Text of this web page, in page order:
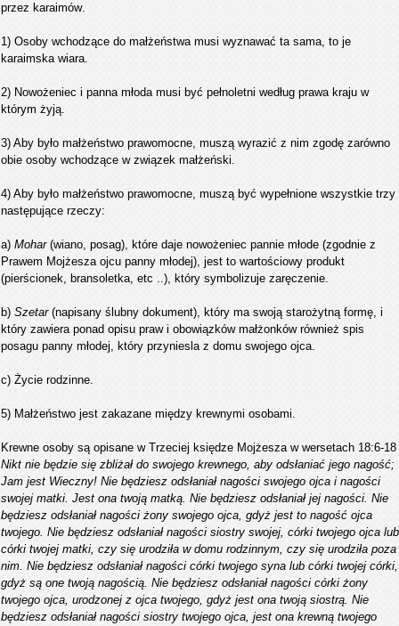
przez karaimów.
1) Osoby wchodzące do małżeństwa musi wyznawać ta sama, to je
karaimska wiara.
2) Nowożeniec i panna młoda musi być pełnoletni według prawa kraju w
którym żyją.
3) Aby było małżeństwo prawomocne, muszą wyrazić z nim zgodę zarówno
obie osoby wchodzące w związek małżeński.
4) Aby było małżeństwo prawomocne, muszą być wypełnione wszystkie trzy
następujące rzeczy:
a) Mohar (wiano, posag), które daje nowożeniec pannie młode (zgodnie z
Prawem Mojżesza ojcu panny młodej), jest to wartościowy produkt
(pierścionek, bransoletka, etc ..), który symbolizuje zaręczenie.
b) Szetar(napisany ślubny dokument), który ma swoją starożytną formę, i
który zawieraponad opisu praw i obowiązków małżonkówrównież spis
posagu panny młodej, który przyniesla z domu swojego ojca.
c) Życie rodzinne.
5) Małżeństwo jest zakazane między krewnymi osobami.
Krewne osoby są opisane w Trzeciej księdze Mojżesza w wersetach 18:6-18
Nikt nie będzie się zbliżał do swojego krewnego, aby odsłaniać jego nagość;
Jam jest Wieczny! Nie będziesz odsłaniał nagości swojego ojca i nagości
swojej matki. Jest ona twoją matką. Nie będziesz odsłaniał jej nagości. Nie
będziesz odsłaniał nagości żony swojego ojca, gdyż jest to nagość ojca
twojego. Nie będziesz odsłaniał nagości siostry swojej, córki twojego ojca lub
córki twojej matki, czy się urodziła w domu rodzinnym, czy się urodziła poza
nim. Nie będziesz odsłaniał nagości córki twojego syna lub córki twojej córki,
gdyż są one twoją nagością. Nie będziesz odsłaniał nagości córki żony
twojego ojca, urodzonej z ojca twojego, gdyż jest ona twoją siostrą. Nie
będziesz odsłaniał nagości siostry twojego ojca, jest ona krewną twojego